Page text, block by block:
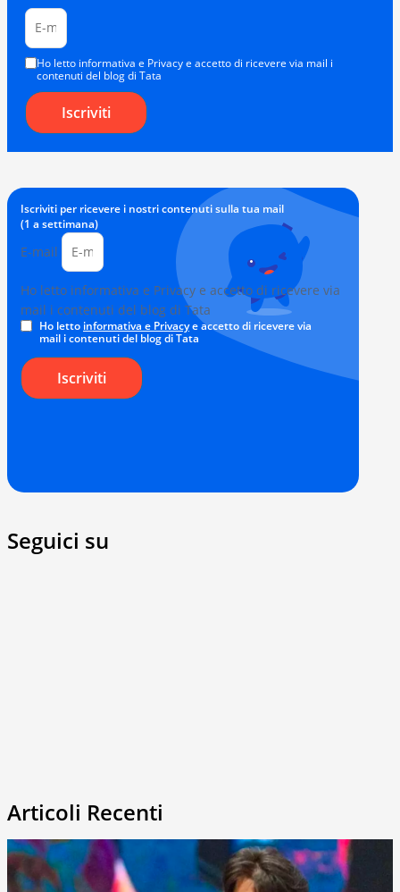
Ho letto informativa e Privacy e accetto di ricevere via mail i
contenuti del blog di Tata
Iscriviti
Iscriviti per ricevere i nostri contenuti sulla tua mail
(1 a settimana)
E-mail
Ho letto informativa e Privacy e accetto di ricevere via
mail i contenuti del blog di Tata
Ho letto informativa e Privacye accetto di ricevere via
mail i contenuti del blog di Tata
Iscriviti
Seguici su
Articoli Recenti